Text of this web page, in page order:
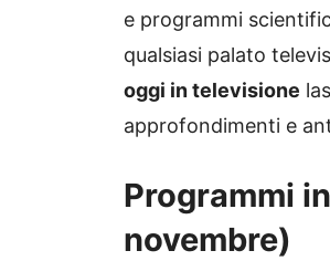
e programmi
qualsiasi palato
oggi in televisione
approfondimenti e
Programmi
novembre)